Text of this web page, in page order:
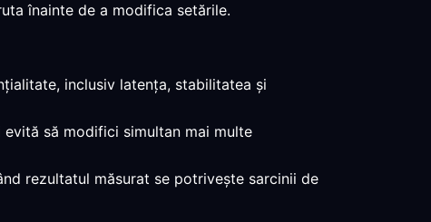
înainte de a modifica setările.
inclusiv latența, stabilitatea și
să modifici simultan mai multe
rezultatul măsurat se potrivește sarcinii de